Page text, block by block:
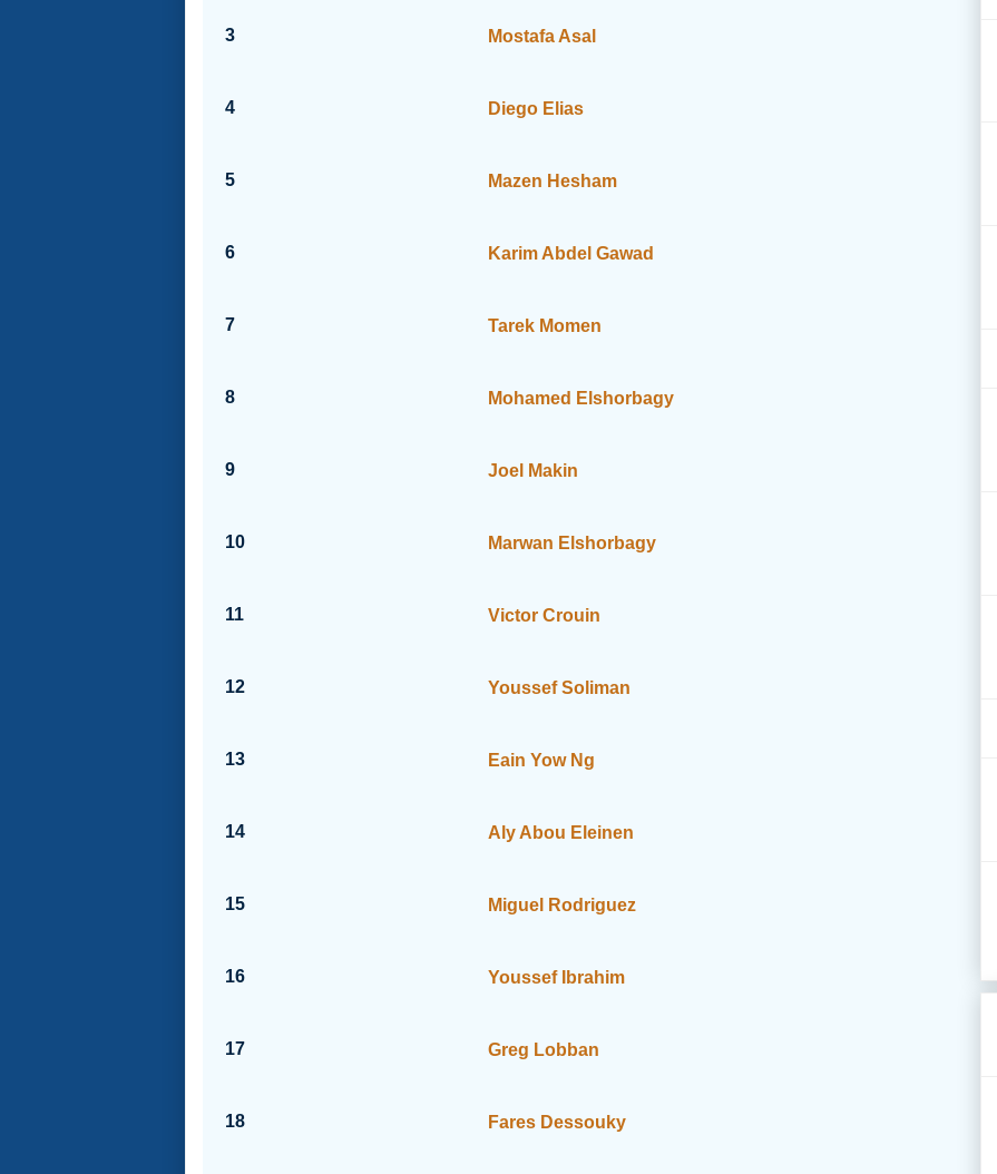
3 Mostafa Asal
4 Diego Elias
5 Mazen Hesham
6 Karim Abdel Gawad
7 Tarek Momen
8 Mohamed Elshorbagy
9 Joel Makin
10 Marwan Elshorbagy
11 Victor Crouin
12 Youssef Soliman
13 Eain Yow Ng
14 Aly Abou Eleinen
15 Miguel Rodriguez
16 Youssef Ibrahim
17 Greg Lobban
18 Fares Dessouky